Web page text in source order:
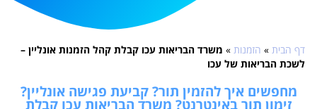
דף הבית » הזמנות » משרד הבריאות עכו קבלת קהל הזמנות אונליין –
לשכת הבריאות של עכו
מחפשים איך להזמין תור? קביעת פגישה אונליין?
זימון תור באינטרנט? משרד הבריאות עכו קבלת